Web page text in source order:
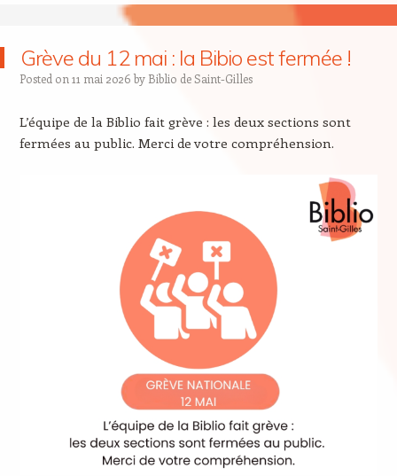
Grève du 12 mai : la Bibio est fermée !
Posted on 11 mai 2026 by Biblio de Saint-Gilles
L’équipe de la Biblio fait grève : les deux sections sont
fermées au public. Merci de votre compréhension.